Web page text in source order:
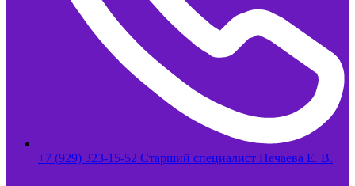
+7 (929) 323-15-52 Старший специалист Нечаева Е. В.